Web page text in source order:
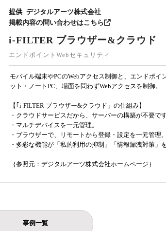
提供 デジタルアーツ株式会社
掲載内容の問い合わせはこちら
i-FILTER ブラウザー&クラウド
エンドポイントWebセキュリティ
モバイル端末やPCのWebアクセス制御と、エンドポ
ット・ノートPC、場面を問わずWebアクセスを制御。
【｢i-FILTER ブラウザー&クラウド」の仕組み】
・クラウドサービスだから、サーバーの構築が不要で
・マルチデバイスを一元管理。
・ブラウザーで、リモートから登録・設定を一元管理
・多彩な機能が「私的利用の抑制」「情報漏洩対策」
｛参照元：デジタルアーツ株式会社ホームページ｝
事例一覧